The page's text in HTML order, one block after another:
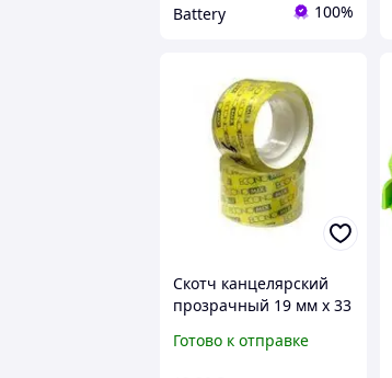
Battery 100%
Скотч канцелярский
прозрачный 19 мм х 33
Готово к отправке